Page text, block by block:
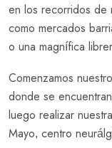
en los recorridos de
como mercados
o una magnífica
Comenzamos
donde se
luego realizar
Mayo, centro